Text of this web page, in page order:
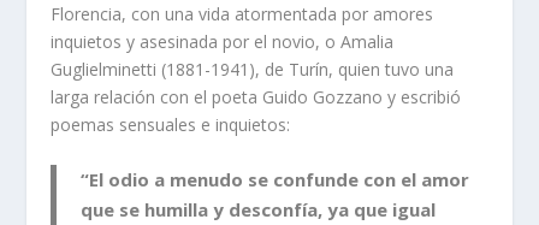
Florencia, con una vida atormentada por amores
inquietos y asesinada por el novio, o Amalia
Guglielminetti (1881-1941), de Turín, quien tuvo una
larga relación con el poeta Guido Gozzano y escribió
poemas sensuales e inquietos:
“El odio a menudo se confunde con el amor
que se humilla y desconfía, ya que igual